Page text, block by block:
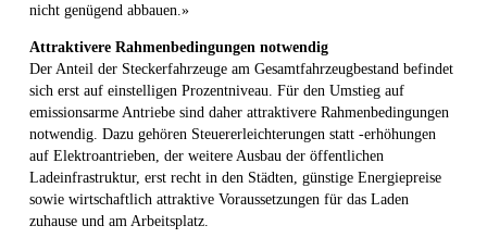
nicht genügend abbauen.»
Attraktivere Rahmenbedingungen notwendig
Der Anteil der Steckerfahrzeuge am Gesamtfahrzeugbestand befindet
sich erst auf einstelligen Prozentniveau. Für den Umstieg auf
emissionsarme Antriebe sind daher attraktivere Rahmenbedingungen
notwendig. Dazu gehören Steuererleichterungen statt -erhöhungen
auf Elektroantrieben, der weitere Ausbau der öffentlichen
Ladeinfrastruktur, erst recht in den Städten, günstige Energiepreise
sowie wirtschaftlich attraktive Voraussetzungen für das Laden
zuhause und am Arbeitsplatz.